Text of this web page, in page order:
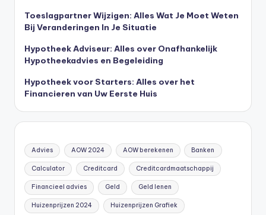
Toeslagpartner Wijzigen: Alles Wat Je Moet Weten
Bij Veranderingen In Je Situatie
Hypotheek Adviseur: Alles over Onafhankelijk
Hypotheekadvies en Begeleiding
Hypotheek voor Starters: Alles over het
Financieren van Uw Eerste Huis
Advies AOW 2024 AOW berekenen Banken
Calculator Creditcard Creditcardmaatschappij
Financieel advies Geld Geld lenen
Huizenprijzen 2024 Huizenprijzen Grafiek